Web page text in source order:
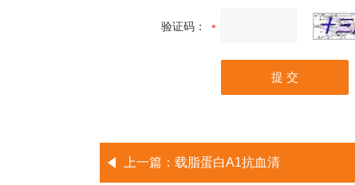
验证码：
上一篇： 载脂蛋白A1抗血清